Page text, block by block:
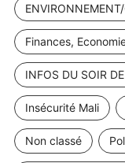
Finances,
INFOS DU SOIR
Insécurité Mali
Non classé